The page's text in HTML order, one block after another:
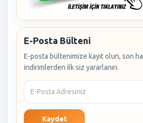
E-Posta Bülteni
E-posta bültenimize kayıt olun, son
indirimlerden ilk siz yararlanın.
Kaydet